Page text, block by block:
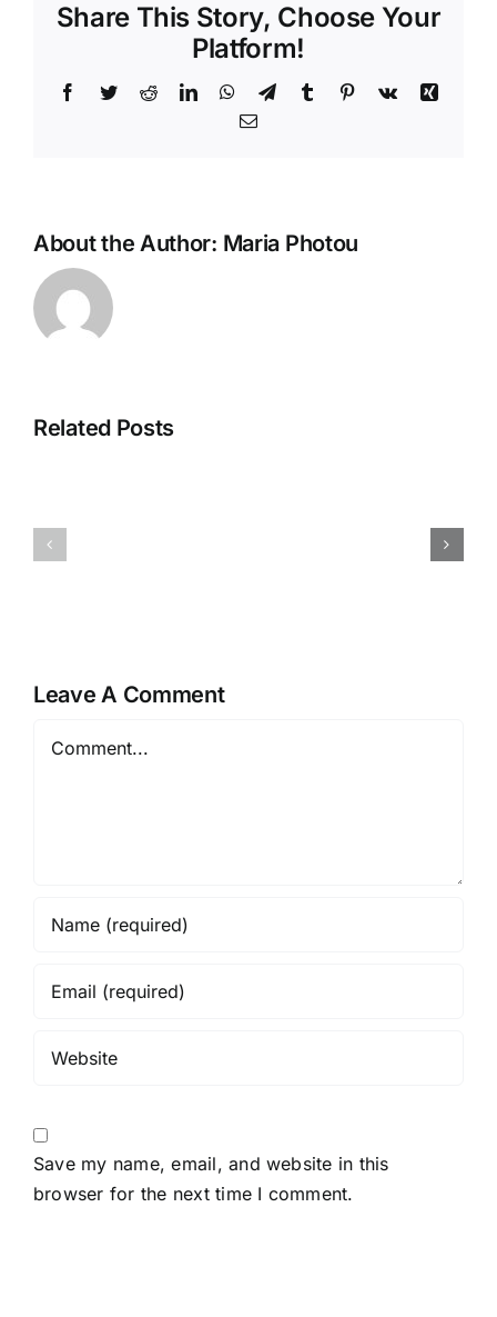
Share This Story, Choose Your
Platform!
Facebook
TwitterRedditLinkedInWhatsApp
TelegramTumblr Pinterest
Vk
Xing
Email
About the Author: Maria Photou
Related Posts
Maria
Leave A Comment
Save my name, email, and website in this
browser for the next time I comment.